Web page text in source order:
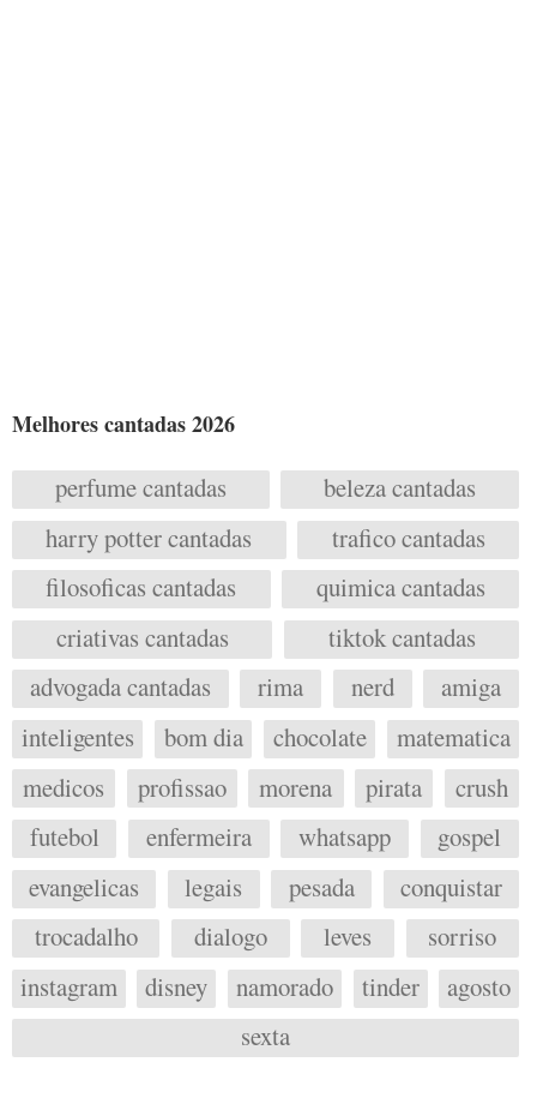
Melhores cantadas 2026
perfume cantadas
beleza cantadas
harry potter cantadas
trafico cantadas
filosoficas cantadas
quimica cantadas
criativas cantadas
tiktok cantadas
advogada cantadas
rima nerd
amiga
inteligentes
bom dia chocolate
matematica
medicos
profissao morena pirata
crush
futebol
enfermeira whatsapp
gospel
evangelicas
legais pesada
conquistar
trocadalho
dialogo leves
sorriso
instagram
disney namorado tinder
agosto
sexta